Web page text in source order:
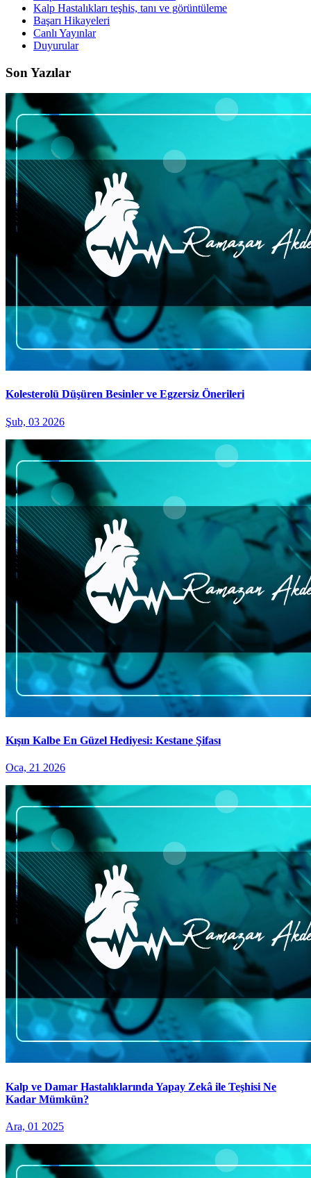
Kalp Hastalıkları teşhis, tanı ve görüntüleme
Başarı Hikayeleri
Canlı Yayınlar
Duyurular
Son Yazılar
Kolesterolü Düşüren Besinler ve Egzersiz Önerileri
Şub, 03 2026
Kışın Kalbe En Güzel Hediyesi: Kestane Şifası
Oca, 21 2026
Kalp ve Damar Hastalıklarında Yapay Zekâ ile Teşhisi Ne
Kadar Mümkün?
Ara, 01 2025